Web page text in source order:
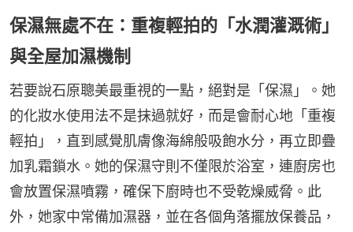
保濕無處不在：重複輕拍的「水潤灌溉術」
與全屋加濕機制
若要說石原聰美最重視的一點，絕對是「保濕」。她
的化妝水使用法不是抹過就好，而是會耐心地「重複
輕拍」，直到感覺肌膚像海綿般吸飽水分，再立即疊
加乳霜鎖水。她的保濕守則不僅限於浴室，連廚房也
會放置保濕噴霧，確保下廚時也不受乾燥威脅。此
外，她家中常備加濕器，並在各個角落擺放保養品，